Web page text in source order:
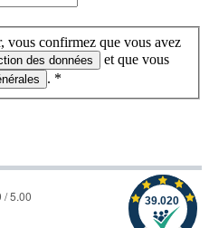
vous confirmez que vous avez
des données
et que vous
. *